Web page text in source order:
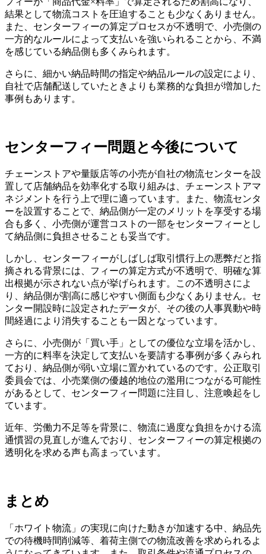
結果として物流コストを圧迫することも少なくありません。
また、センターフィーの算定プロセスが不透明で、小売側の
一方的なルールによって支払いを強いられることから、不満
を感じている納品側も多くみられます。
さらに、細かい納品時間の指定や納品ルールの設定により、
自社で店舗配送していたときよりも業務的な負担が増加した
事例もあります。
センターフィー問題と今後について
チェーンストアや量販店等の小売が自社の物流センターを設
置して店舗納品を効率化する取り組みは、チェーンストアマ
ネジメントを行う上で理に適っています。また、物流センタ
ーを設置することで、納品側が一定のメリットを享受する場
合も多く、小売側が運営コストの一部をセンターフィーとし
て納品側に負担させることも妥当です。
しかし、センターフィーがしばしば取引慣行上の悪弊だと指
摘される背景には、フィーの算定方式が不透明で、明確な算
出根拠が示されない点が挙げられます。この不透明さによ
り、納品側が割高に感じやすい側面も少なくありません。セ
ンター開設時に設定されたデータが、その後の人事異動や時
間経過により消失することも一因となっています。
さらに、小売側が「買い手」としての優位な立場を活かし、
一方的に料率を決定して支払いを要請する事例が多くみられ
ており、納品側が弱い立場に置かれているのです。公正取引
委員会では、小売業側の優越的地位の濫用につながる可能性
があるとして、センターフィー問題に注目し、注意喚起をし
ています。
近年、労働力不足等を背景に、物流に過度な負担をかける流
通慣習の見直しが進んでおり、センターフィーの算定根拠の
透明化を求める声も高まっています。
まとめ
「ホワイト物流」の実現に向けた動きが加速する中、納品先
での待機時間削減等、着荷主側での物流改善を求められるよ